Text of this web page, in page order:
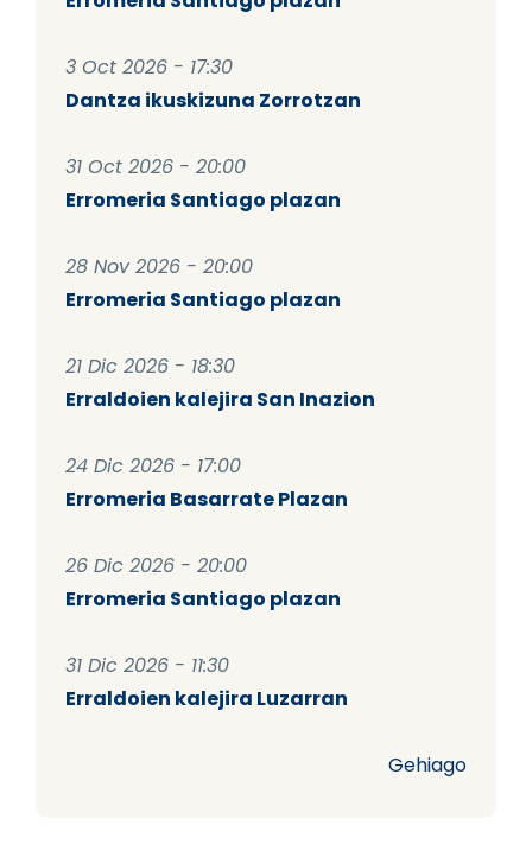
3 Oct 2026 - 17:30
Dantza ikuskizuna Zorrotzan
31 Oct 2026 - 20:00
Erromeria Santiago plazan
28 Nov 2026 - 20:00
Erromeria Santiago plazan
21 Dic 2026 - 18:30
Erraldoien kalejira San Inazion
24 Dic 2026 - 17:00
Erromeria Basarrate Plazan
26 Dic 2026 - 20:00
Erromeria Santiago plazan
31 Dic 2026 - 11:30
Erraldoien kalejira Luzarran
Gehiago